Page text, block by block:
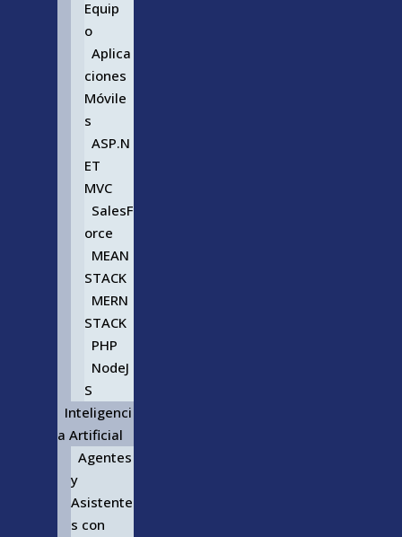
Equip
o
Aplica
ciones
Móvile
s
ASP.N
ET
MVC
SalesF
orce
MEAN
STACK
MERN
STACK
PHP
NodeJ
S
Inteligenci
a Artificial
Agentes
y
Asistente
s con